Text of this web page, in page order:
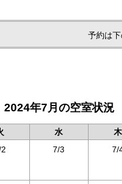
予約は
2024年7月の空室状況
水
木
7/3 7/